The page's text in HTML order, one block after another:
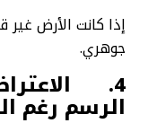
إذا كانت الأرض
جوهري.
4.
الرسم رغم